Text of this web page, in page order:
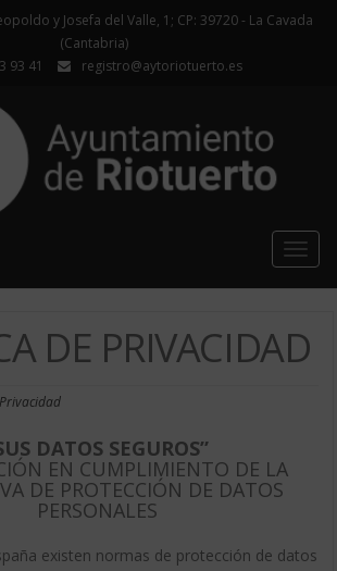
y Josefa del Valle, 1; CP: 39720 - La Cavada
(Cantabria)
93 41
registro@aytoriotuerto.es
DE PRIVACIDAD
DATOS SEGUROS”
EN CUMPLIMIENTO DE LA
DE PROTECCIÓN DE DATOS
PERSONALES
existen normas de protección de datos